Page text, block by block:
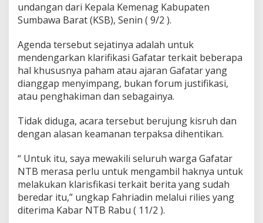
m
a
undangan dari Kepala Kemenag Kabupaten
Sumbawa Barat (KSB), Senin ( 9/2 ).
Agenda tersebut sejatinya adalah untuk
mendengarkan klarifikasi Gafatar terkait beberapa
hal khususnya paham atau ajaran Gafatar yang
dianggap menyimpang, bukan forum justifikasi,
atau penghakiman dan sebagainya.
Tidak diduga, acara tersebut berujung kisruh dan
dengan alasan keamanan terpaksa dihentikan.
“ Untuk itu, saya mewakili seluruh warga Gafatar
NTB merasa perlu untuk mengambil haknya untuk
melakukan klarisfikasi terkait berita yang sudah
beredar itu,” ungkap Fahriadin melalui rilies yang
diterima Kabar NTB Rabu ( 11/2 ).